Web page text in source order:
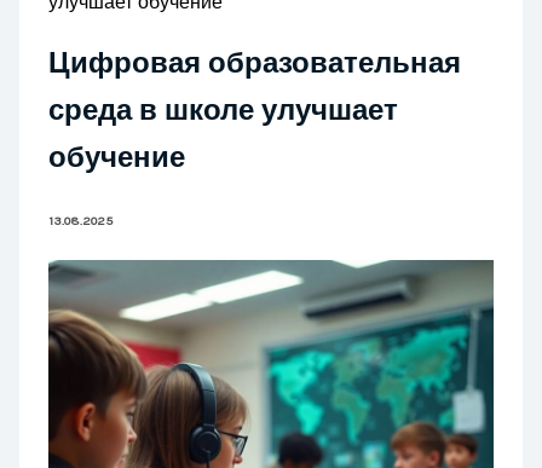
Цифровая образовательная
среда в школе улучшает
обучение
13.08.2025